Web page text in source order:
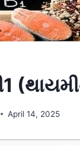
April 14, 2025